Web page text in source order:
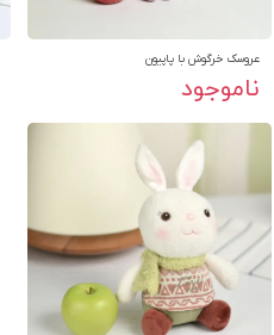
عروسک خرگوش با پاپیون
ناموجود